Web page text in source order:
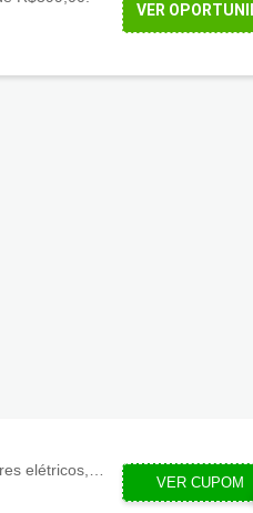
VER
VER CUPOM